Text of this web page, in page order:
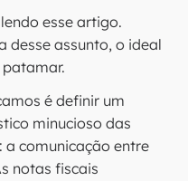
esse artigo.
desse assunto, o ideal
é definir um
minucioso das
a comunicação entre
notas fiscais